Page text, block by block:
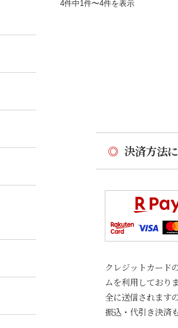
4件中1件〜4件を表示
◎ 決済方法
クレジットカード
ムを利用しており
全に送信されます
振込・代引き決済